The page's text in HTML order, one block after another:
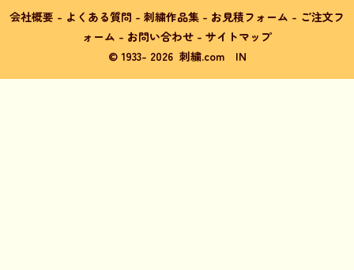
会社概要 - よくある質問 - 刺繍作品集 - お見積フォーム - ご注文フ
ォーム - お問い合わせ - サイトマップ
© 1933- 2026 刺繍.com IN